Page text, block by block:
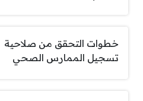
خطوات التحقق من صلاحية
تسجيل الممارس الصحي